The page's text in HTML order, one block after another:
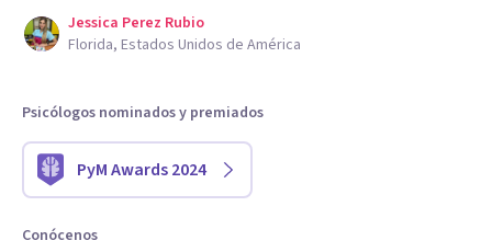
Jessica Perez Rubio
Florida, Estados Unidos de América
Psicólogos nominados y premiados
PyM Awards 2024
Conócenos